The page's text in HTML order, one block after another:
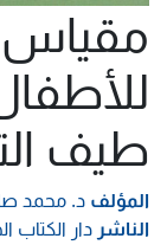
مقياس
طيف
المؤلف د. محمد
الناشر دار الكتاب